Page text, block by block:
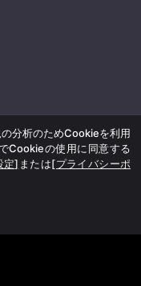
分析のためCookieを利用
Cookieの使用に同意する
定] または[プライバシーポ